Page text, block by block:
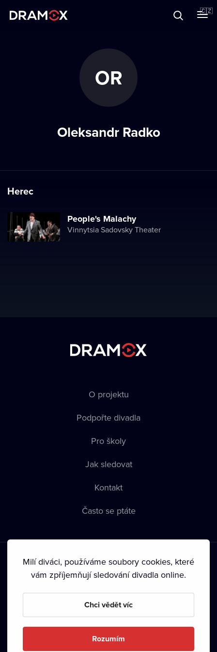
🇨🇿
OR
Oleksandr Radko
Herec
People's Malachy
Vinnytsia Sadovsky Theater
O projektu
Podpořte divadla
Pro školy
Jak sledovat
Kontakt
Často se ptáte
Podmínky používání • Ochrana soukromí • Zásady používání
• Autorská práva•
Milí diváci, používáme soubory cookies, které
vám zpříjemňují sledování divadla online.
Chci vědět víc
Rozumím